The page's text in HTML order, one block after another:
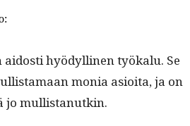
aidosti hyödylli­nen työkalu. Se
monia asioi­ta, ja on
jo mullistanutkin.